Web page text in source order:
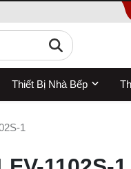
Thiết Bị Nhà Bếp
1